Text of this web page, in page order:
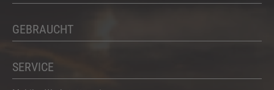
GEBRAUCHT
SERVICE